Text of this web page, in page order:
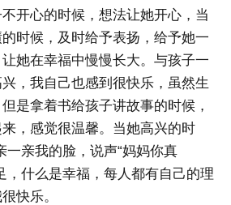
开心的时候，想法让她开心，当
时候，及时给予表扬，给予她一
她在幸福中慢慢长大。与孩子一
，我自己也感到很快乐，虽然生
是拿着书给孩子讲故事的时候，
，感觉很温馨。当她高兴的时
一亲我的脸，说声“妈妈你真
，什么是幸福，每人都有自己的理
快乐。